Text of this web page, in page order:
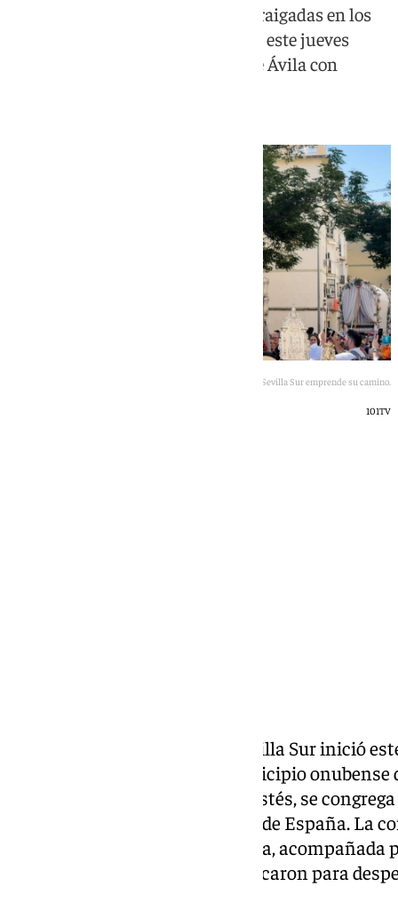
La corporación, una de las más arraigadas en los
barrios del sur de la capital, partió este jueves
desde la parroquia de San Juan de Ávila con
La Hermandad del Rocío de Sevilla Sur emprende su camino.
101TV
La Hermandad del Rocío de Sevilla Sur inició
hacia El Rocío, la aldea del municipio
torno a la festividad de Pentecostés, se
religiosas más multitudinarias de España. La
la parroquia de San Juan de Ávila,
familiares y vecinos que se acercaron para